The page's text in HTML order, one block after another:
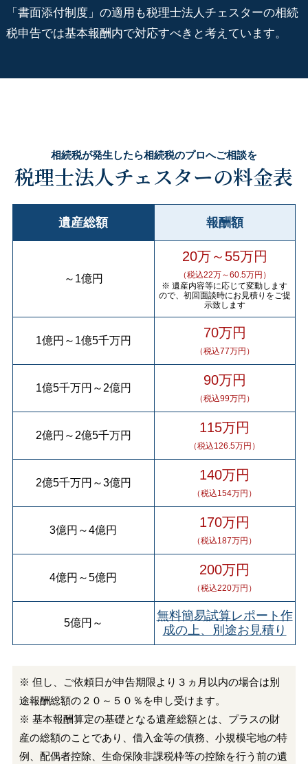
「書面添付制度」の適用も税理士法人チェスターの相続
税申告では基本報酬内で対応すべきと考えています。
相続税が発生したら相続税のプロへご相談を
税理士法人チェスターの料金表
遺産総額 報酬額
～ 1億円
20万～55万円
（税込22万～60.5万円）
※ 遺産内容等に応じて変動します
ので、初回面談時にお見積りをご提
示致します
1億円 ～ 1億5千万円 70万円
（税込77万円）
1億5千万円 ～ 2億円 90万円
（税込99万円）
2億円 ～ 2億5千万円 115万円
（税込126.5万円）
2億5千万円 ～3億円 140万円
（税込154万円）
3億円 ～4億円 170万円
（税込187万円）
4億円 ～5億円 200万円
（税込220万円）
5億円 ～
無料簡易試算レポート作
成の上、別途お見積り
※ 但し、ご依頼日が申告期限より３ヵ月以内の場合は別
途報酬総額の２０～５０％を申し受けます。
※ 基本報酬算定の基礎となる遺産総額とは、プラスの財
産の総額のことであり、借入金等の債務、小規模宅地の特
例、配偶者控除、生命保険非課税枠等の控除を行う前の遺